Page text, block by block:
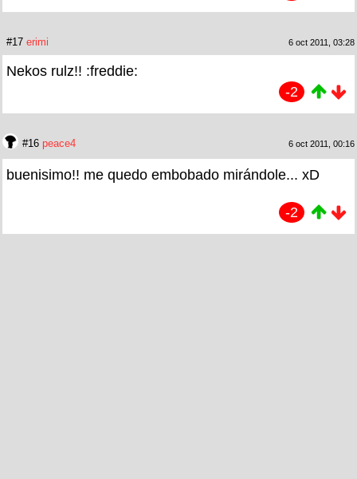
#17 erimi 6 oct 2011, 03:28
Nekos rulz!! :freddie:
-2
#16 peace4 6 oct 2011, 00:16
buenisimo!! me quedo embobado mirándole... xD
-2